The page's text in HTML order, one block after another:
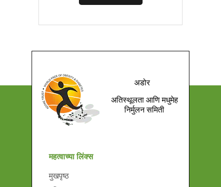
अडोर
अतिस्थूलता आणि मधुमेह
निर्मुलन समिती
महत्वाच्या लिंक्स
मुखपृष्ठ